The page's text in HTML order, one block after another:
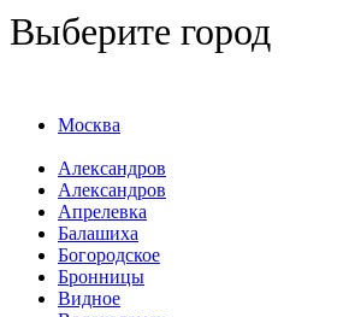
Выберите город
Москва
Александров
Александров
Апрелевка
Балашиха
Богородское
Бронницы
Видное